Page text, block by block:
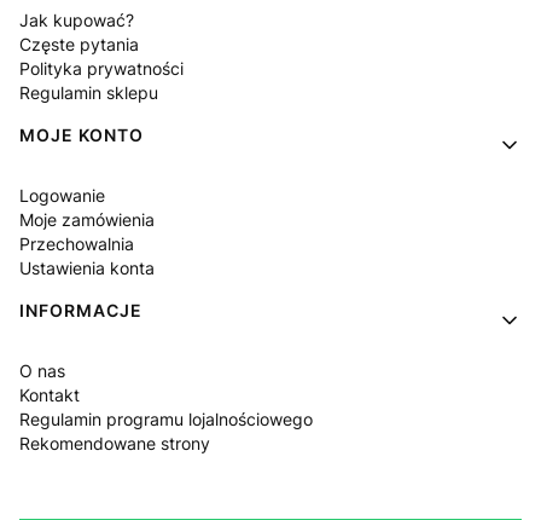
Jak kupować?
Częste pytania
Polityka prywatności
Regulamin sklepu
MOJE KONTO
Logowanie
Moje zamówienia
Przechowalnia
Ustawienia konta
INFORMACJE
O nas
Kontakt
Regulamin programu lojalnościowego
Rekomendowane strony